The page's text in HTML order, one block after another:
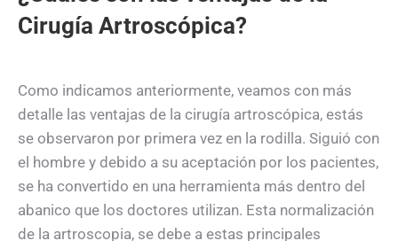
Cirugía Artroscópica?
Como indicamos anteriormente, veamos con más
detalle las ventajas de la cirugía artroscópica, estás
se observaron por primera vez en la rodilla. Siguió con
el hombre y debido a su aceptación por los pacientes,
se ha convertido en una herramienta más dentro del
abanico que los doctores utilizan. Esta normalización
de la artroscopia, se debe a estas principales